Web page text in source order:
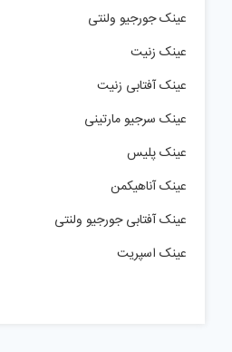
عینک جورجیو ولنتی
عینک زنیت
عینک آفتابی زنیت
عینک سرجیو مارتینی
عینک پلیس
عینک آناهیکمن
عینک آفتابی جورجیو ولنتی
عینک اسپریت